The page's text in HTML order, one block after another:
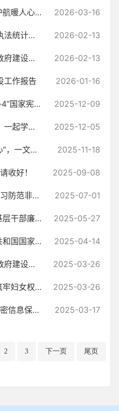
法护巾帼绽芳华 安康护航暖人心——熊口镇开展“三八”国际妇女节女性安... 2026-03-16
熊口镇2025年度行政执法统计年报 2026-02-13
熊口镇2025年度法治政府建设工作报告 2026-02-13
工作报告 2026-01-16
熊口镇开展2025年“12·4”国家宪法日集中宣传活动 2025-12-09
【2025年宪法宣传周】一起学习《中华人民共和国宪法》知识！ 2025-12-05
“有矛盾纠纷到综治中心”，一文带您了解社会治安综合治理 2025-11-18
收好！ 2025-09-08
普法讲堂丨一起来，学习防范非法集资知识！ 2025-07-01
中办 国办印发《农村基层干部廉洁履行职责规定》（全文） 2025-05-27
【普法】|《中华人民共和国国家安全法》 2025-04-14
熊口镇2024年度法治政府建设工作报告 2025-03-26
熊口镇：借主题普法 筑牢妇女权益 “防护堤” 2025-03-26
新法解读：关于国家秘密信息保密管理的禁止性行为的规定 2025-03-17
2 3 下一页 尾页